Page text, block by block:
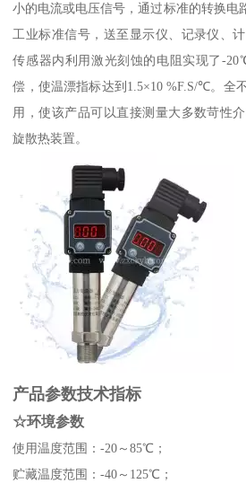
小的电流或电压信号，通过标准的转换电
工业标准信号，送至显示仪、记录仪、
传感器内利用激光刻蚀的电阻实现了-
偿，使温漂指标达到1.5×10 %F.S/℃。全
用，使该产品可以直接测量大多数苛性
旋散热装置。
产品参数技术指标
☆环境参数
使用温度范围：-20～85℃；
贮藏温度范围：-40～125℃；